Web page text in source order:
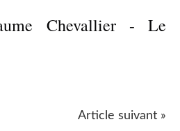
Chevallier - Le
Article suivant »